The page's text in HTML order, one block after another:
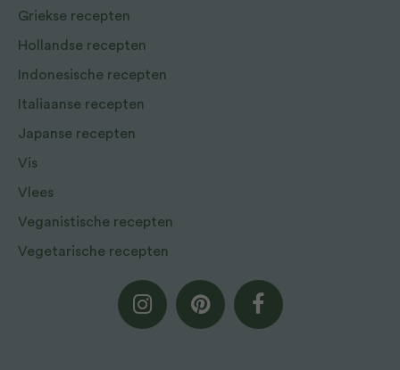
Griekse recepten
Hollandse recepten
Indonesische recepten
Italiaanse recepten
Japanse recepten
Vis
Vlees
Veganistische recepten
Vegetarische recepten